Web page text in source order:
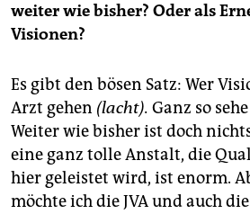
weiter wie bisher? Oder als
Visionen?
Es gibt den bösen Satz: Wer
Arzt gehen (lacht). Ganz so
Weiter wie bisher ist doch
eine ganz tolle Anstalt, die
hier geleistet wird, ist enorm.
möchte ich die JVA und auch die